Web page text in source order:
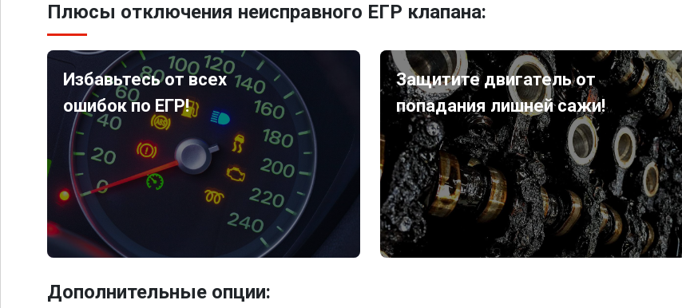
Плюсы отключения неисправного ЕГР клапана:
Избавьтесь от всех
ошибок по ЕГР!
Защитите двигатель от
попадания лишней сажи!
Дополнительные опции: